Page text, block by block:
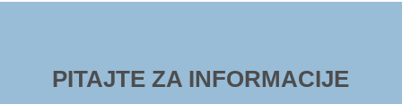
PITAJTE ZA INFORMACIJE